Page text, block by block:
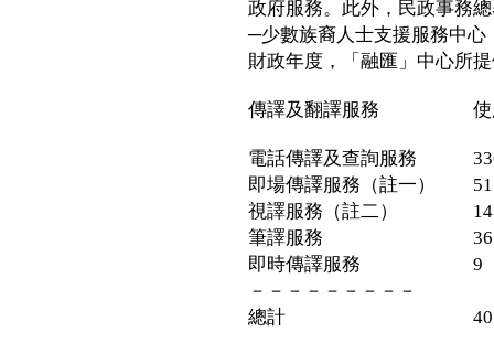
政府服務。此外，民政事務
─少數族裔人士支援服務中心
財政年度，「融匯」中心所
傳譯及翻譯服務 使
電話傳譯及查詢服務
即場傳譯服務（註一）
視譯服務（註二）
筆譯服務 36
即時傳譯服務 9
－－－－－－－－－
總計